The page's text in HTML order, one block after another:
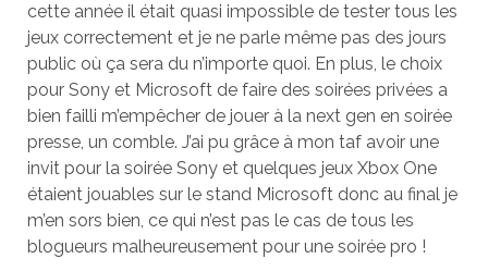
cette année il était quasi impossible de tester tous les
jeux correctement et je ne parle même pas des jours
public où ça sera du n’importe quoi. En plus, le choix
pour Sony et Microsoft de faire des soirées privées a
bien failli m’empêcher de jouer à la next gen en soirée
presse, un comble. J’ai pu grâce à mon taf avoir une
invit pour la soirée Sony et quelques jeux Xbox One
étaient jouables sur le stand Microsoft donc au final je
m’en sors bien, ce qui n’est pas le cas de tous les
blogueurs malheureusement pour une soirée pro !